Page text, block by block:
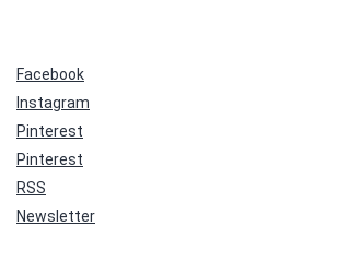
Facebook
Instagram
Pinterest
Pinterest
RSS
Newsletter